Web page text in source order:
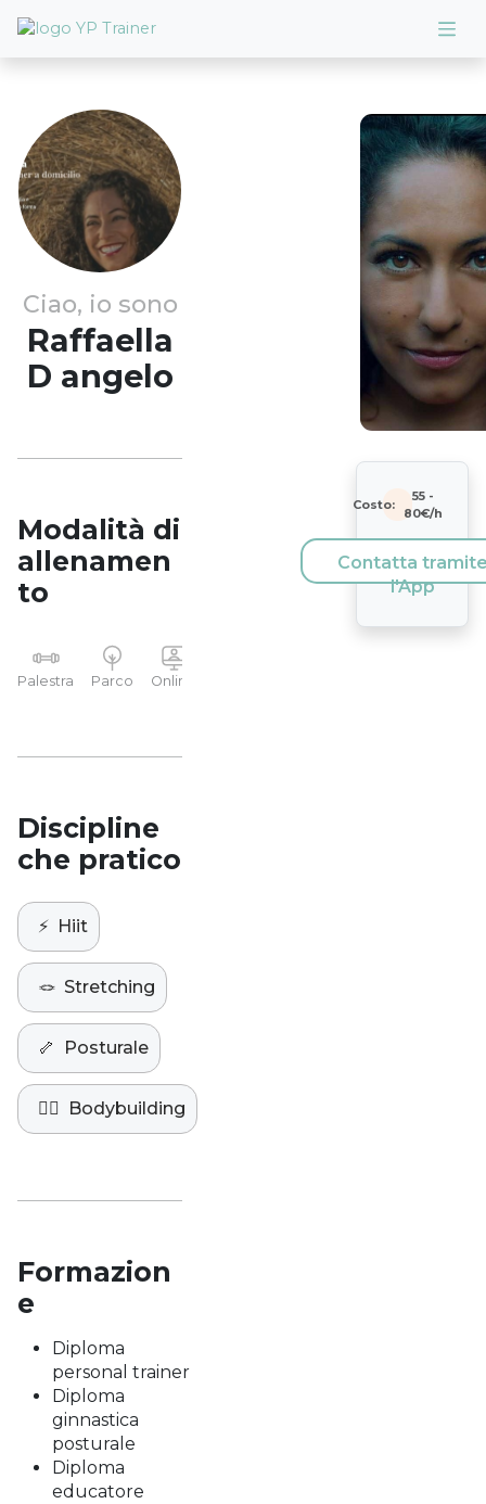
Ciao, io sono
Raffaella
D angelo
Modalità di
allenamen
to
Palestra Parco Online
Discipline
che pratico
⚡️ Hiit
🪢 Stretching
🦴 Posturale
🏋️‍♀️ Bodybuilding
Formazion
e
Diploma
personal trainer
Diploma
ginnastica
posturale
Diploma
educatore
Costo:
55 -
80€/h
Contatta
l'App